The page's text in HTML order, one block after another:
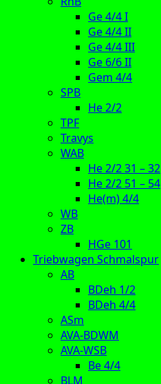
Ge 4/4 I
Ge 4/4 II
Ge 4/4 III
Ge 6/6 II
Gem 4/4
SPB
He 2/2
TPF
Travys
WAB
He 2/2 31 – 32
He 2/2 51 – 54
He(m) 4/4
WB
ZB
HGe 101
Triebwagen Schmalspur
AB
BDeh 1/2
BDeh 4/4
ASm
AVA-BDWM
AVA-WSB
Be 4/4
BLM